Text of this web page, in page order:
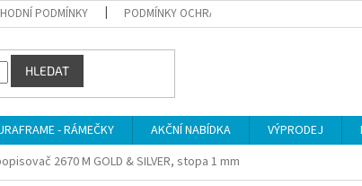
PODMÍNKY PODMÍNKY OCHRANY OSOBNÍCH ÚDAJŮ
HLEDAT
- RÁMEČKY AKČNÍ NABÍDKA VÝPRODEJ
2670 M GOLD & SILVER, stopa 1 mm